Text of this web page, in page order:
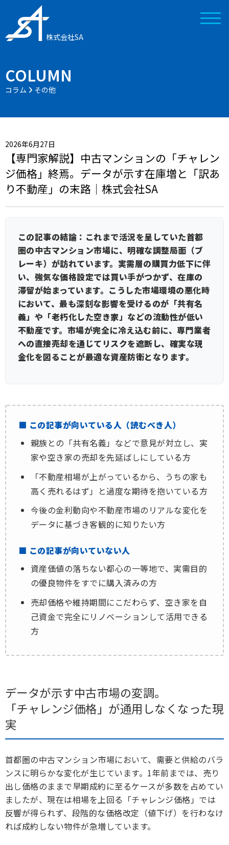
株式会社SA
COLUMN
コラム その他
2026年6月27日
【専門家解説】中古マンションの「チャレン
ジ価格」終焉。データが示す在庫増と「訳あ
り不動産」の末路｜株式会社SA
この記事の結論：これまで活況を呈していた首都
圏の中古マンション市場に、明確な調整局面（ブ
レーキ）が訪れています。実需層の購買力低下に伴
い、強気な価格設定では買い手がつかず、在庫の
滞留が始まっています。こうした市場環境の悪化時
において、最も深刻な影響を受けるのが「共有名
義」や「老朽化した空き家」などの流動性が低い
不動産です。市場が完全に冷え込む前に、専門業者
への直接売却を通じてリスクを遮断し、確実な現
金化を図ることが最適な資産防衛となります。
■ この記事が向いている人（読むべき人）
親族との「共有名義」などで意見が対立し、実
家や空き家の売却を先延ばしにしている方
「不動産相場が上がっているから、うちの家も
高く売れるはず」と過度な期待を抱いている方
今後の金利動向や不動産市場のリアルな変化を
データに基づき客観的に知りたい方
■ この記事が向いていない人
資産価値の落ちない都心の一等地で、実需目的
の優良物件をすでに購入済みの方
売却価格や維持期間にこだわらず、空き家を自
己資金で完全にリノベーションして活用できる
方
データが示す中古市場の変調。
「チャレンジ価格」が通用しなくなった現
実
首都圏の中古マンション市場において、需要と供給のバラ
ンスに明らかな変化が生じています。1年前までは、売り
出し価格のままで早期成約に至るケースが多数を占めてい
ましたが、現在は相場を上回る「チャレンジ価格」では
反響が得られず、段階的な価格改定（値下げ）を行わなけ
れば成約しない物件が急増しています。